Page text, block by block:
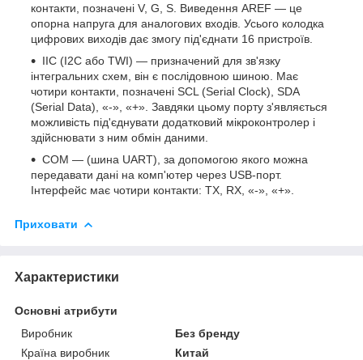
контакти, позначені V, G, S. Виведення AREF — це
опорна напруга для аналогових входів. Усього колодка
цифрових виходів дає змогу під'єднати 16 пристроїв.
IIC (I2C або TWI) — призначений для зв'язку
інтегральних схем, він є послідовною шиною. Має
чотири контакти, позначені SCL (Serial Clock), SDA
(Serial Data), «-», «+». Завдяки цьому порту з'являється
можливість під'єднувати додатковий мікроконтролер і
здійснювати з ним обмін даними.
COM — (шина UART), за допомогою якого можна
передавати дані на комп'ютер через USB-порт.
Інтерфейс має чотири контакти: TX, RX, «-», «+».
Приховати
Характеристики
Основні атрибути
Виробник
Без бренду
Країна виробник
Китай